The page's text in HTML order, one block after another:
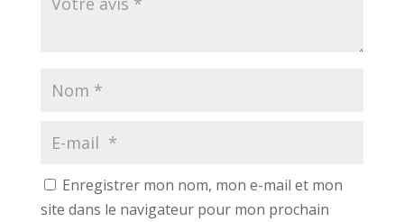
Enregistrer mon nom, mon e-mail et mon
site dans le navigateur pour mon prochain